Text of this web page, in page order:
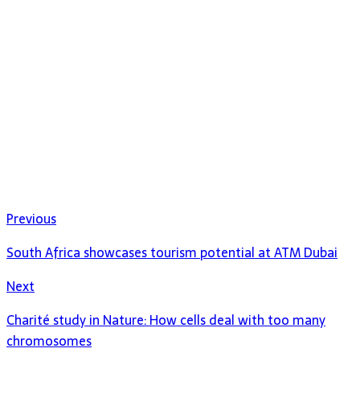
Previous
South Africa showcases tourism potential at ATM Dubai
Next
Charité study in Nature: How cells deal with too many
chromosomes